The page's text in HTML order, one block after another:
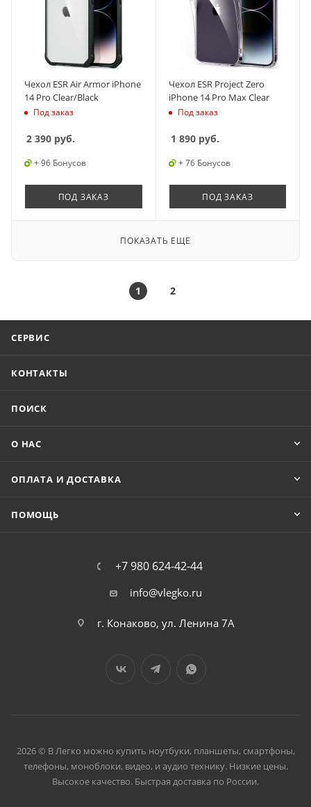
Чехол ESR Air Armor iPhone
14 Pro Clear/Black
Под заказ
2 390 руб.
+ 96 Бонусов
ПОД ЗАКАЗ
Чехол ESR Project Zero
iPhone 14 Pro Max Clear
Под заказ
1 890руб.
+ 76 Бонусов
ПОД ЗАКАЗ
ПОКАЗАТЬ ЕЩЕ
1 2
СЕРВИС
КОНТАКТЫ
ПОИСК
О НАС
ОПЛАТА И ДОСТАВКА
ПОМОЩЬ
+7 980 624-42-44
info@vlegko.ru
г. Конаково, ул. Ленина 7А
2026 © В Легко можно купить ноутбуки, планшеты, смартфоны,
телефоны, моноблоки, видео, и аудио технику. Низкие цены.
Высокое качество. Быстрая доставка по России.